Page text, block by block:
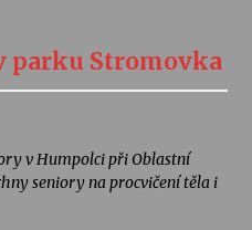
parku Stromovka
v Humpolci při Oblastní
seniory na procvičení těla i